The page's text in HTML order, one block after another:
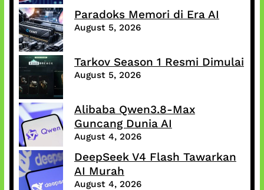
Paradoks Memori di Era AI
August 5, 2026
Tarkov Season 1 Resmi Dimulai
August 5, 2026
Alibaba Qwen3.8-Max
Guncang Dunia AI
August 4, 2026
DeepSeek V4 Flash Tawarkan
AI Murah
August 4, 2026